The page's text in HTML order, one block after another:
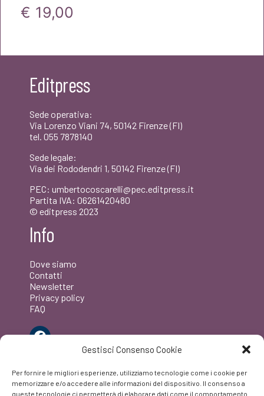
Gestisci Consenso Cookie
Per fornire le migliori esperienze, utilizziamo tecnologie come i cookie per
memorizzare e/o accedere alle informazioni del dispositivo. Il consenso a
queste tecnologie ci permetterà di elaborare dati come il comportamento
Il
originale
era:
€20,00.
€ 19,00
attuale
Editpress
Sede operativa:
Via Lorenzo Viani 74, 50142 Firenze (FI)
tel. 055 7878140
Sede legale:
Via dei Rododendri 1, 50142 Firenze (FI)
PEC: umbertocoscarelli@pec.editpress.it
Partita IVA: 06261420480
© editpress 2023
Info
Dove siamo
Contatti
Newsletter
Privacy policy
FAQ